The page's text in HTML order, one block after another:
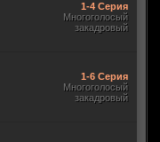
1-4 Серия
Многоголосый
закадровый
1-6 Серия
Многоголосый
закадровый